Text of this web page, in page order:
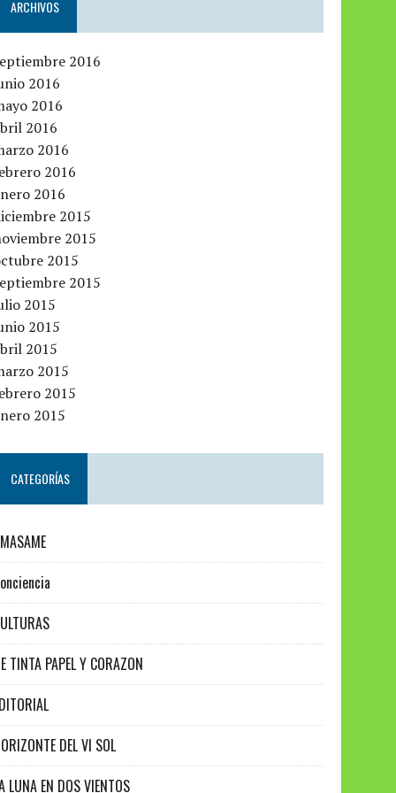
ARCHIVOS
2016
2016
2016
2016
2016
2016
2016
2015
2015
2015
2015
2015
2015
2015
2015
2015
2015
CATEGORÍAS
TINTA PAPEL Y CORAZON
DEL VI SOL
LUNA EN DOS VIENTOS